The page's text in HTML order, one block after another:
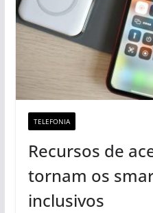
TELEFONIA
Recursos de
tornam os
inclusivos